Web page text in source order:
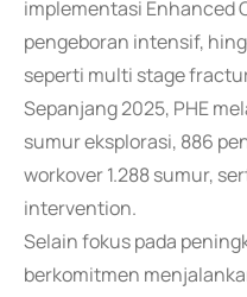
implementasi Enhanced
pengeboran intensif,
seperti multi stage
Sepanjang 2025, PHE
sumur eksplorasi, 886
workover 1.288 sumur,
intervention.
Selain fokus pada
berkomitmen